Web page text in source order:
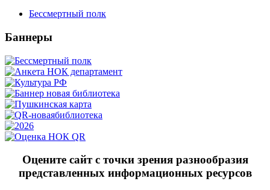
Бессмертный полк
Баннеры
Оцените сайт с точки зрения разнообразия
представленных информационных ресурсов